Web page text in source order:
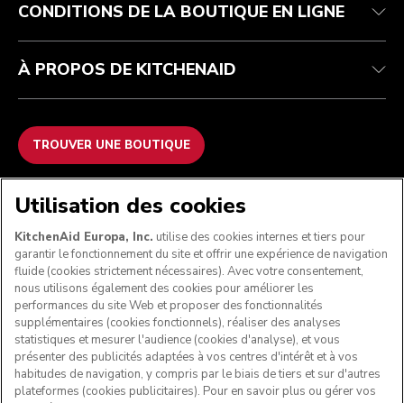
CONDITIONS DE LA BOUTIQUE EN LIGNE
À PROPOS DE KITCHENAID
TROUVER UNE BOUTIQUE
NOUS ACCEPTONS
SUIVEZ-NOUS
Utilisation des cookies
KitchenAid Europa, Inc. utilise des cookies internes et tiers pour
garantir le fonctionnement du site et offrir une expérience de navigation
fluide (cookies strictement nécessaires). Avec votre consentement,
nous utilisons également des cookies pour améliorer les
performances du site Web et proposer des fonctionnalités
supplémentaires (cookies fonctionnels), réaliser des analyses
statistiques et mesurer l'audience (cookies d'analyse), et vous
présenter des publicités adaptées à vos centres d'intérêt et à vos
habitudes de navigation, y compris par le biais de tiers et sur d'autres
plateformes (cookies publicitaires). Pour en savoir plus ou gérer vos